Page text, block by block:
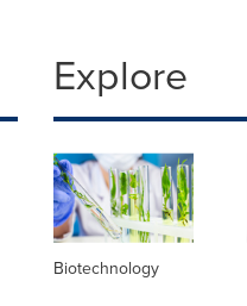
Explore
Biotechnology